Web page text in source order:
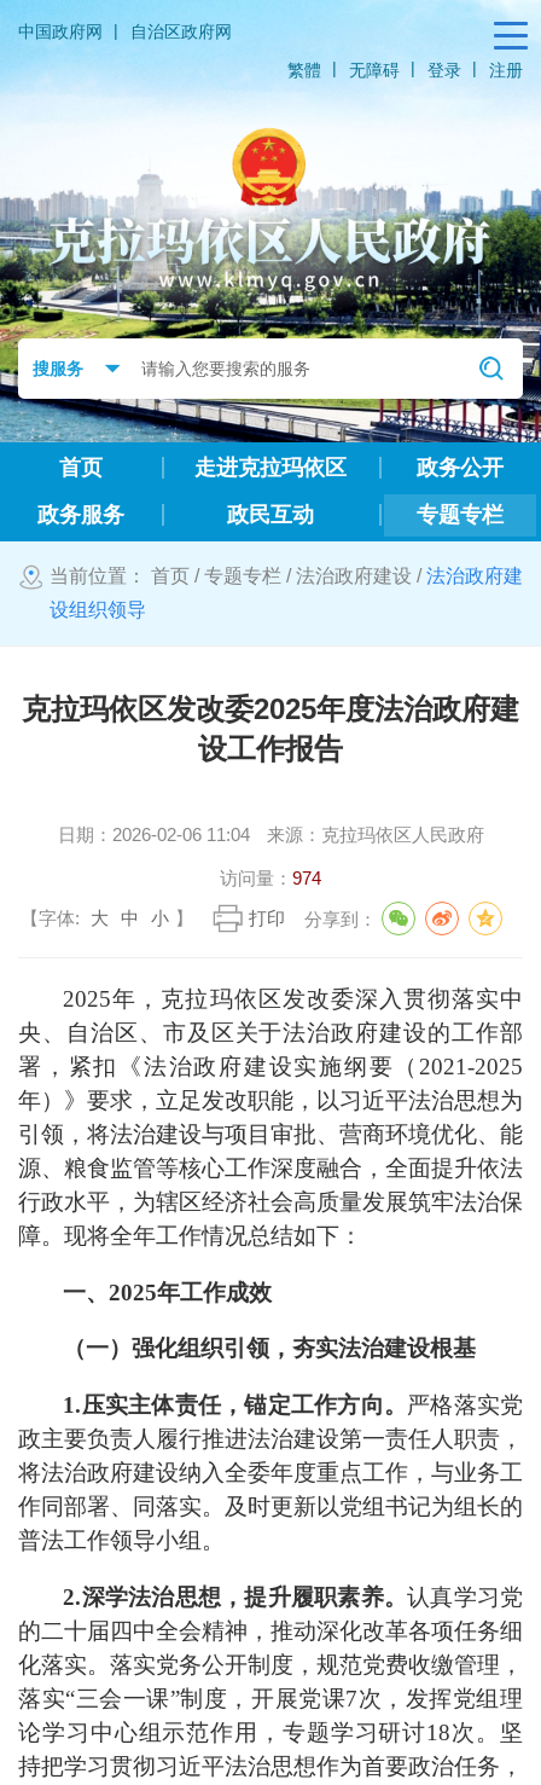
中国政府网 |
自治区政府网
繁體
| 无障碍 | 登录 | 注册
首页 走进克拉玛依区
政务公开
政务服务
政民互动 专题专栏
当前位置： 首页 /专题专栏 /法治政府建设 /法治政府建
设组织领导
克拉玛依区发改委2025年度法治政府建
设工作报告
日期： 2026-02-06 11:04 来源： 克拉玛依区人民政府
访问量： 974
【字体:
大 中 小 】 打印 分享到：
2025年，克拉玛依区发改委深入贯彻落实中
央、自治区、市及区关于法治政府建设的工作部
署，紧扣《法治政府建设实施纲要（ 2021-2025
年）》要求，立足发改职能，以习近平法治思想为
引领，将法治建设与项目审批、营商环境优化、能
源、粮食监管等核心工作深度融合，全面提升依法
行政水平，为辖区经济社会高质量发展筑牢法治保
障。现将全年工作情况总结如下：
一、2025年工作成效
（一）强化组织引领，夯实法治建设根基
1.压实主体责任，锚定工作方向。 严格落实党
政主要负责人履行推进法治建设第一责任人职责，
将法治政府建设纳入全委年度重点工作，与业务工
作同部署、同落实。及时更新以党组书记为组长的
普法工作领导小组。
2.深学法治思想，提升履职素养。认真学习党
的二十届四中全会精神，推动深化改革各项任务细
化落实。落实党务公开制度，规范党费收缴管理，
落实“三会一课”制度，开展党课7次，发挥党组理
论学习中心组示范作用，专题学习研讨18次 。 坚
持把学习贯彻习近平法治思想作为首要政治任务，